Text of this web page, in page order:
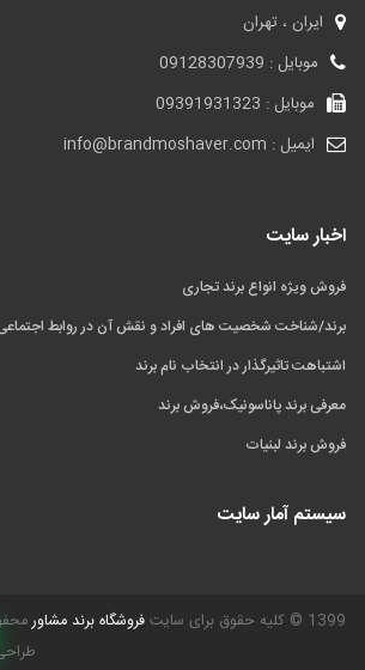
ایران ، تهران
موبایل : 09128307939
موبایل : 09391931323
ایمیل : info@brandmoshaver.com
اخبار سایت
فروش ویژه انواع برند تجاری
برند/شناخت شخصیت های افراد و نقش آن در روابط
اشتباهت تاثیرگذار در انتخاب نام برند
معرفی برند پاناسونیک،فروش برند
فروش برند لبنیات
سیستم آمار سایت
1399 © کلیه حقوق برای سایت فروشگاه برند مشاور